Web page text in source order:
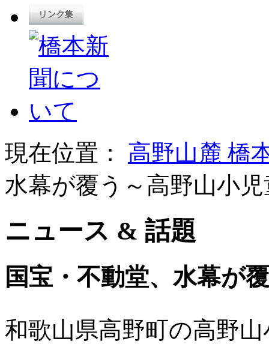
現在位置： 高野山麓 橋
水幕が覆う～高野山小
ニュース & 話題
国宝・不動堂、水幕が
和歌山県高野町の高野